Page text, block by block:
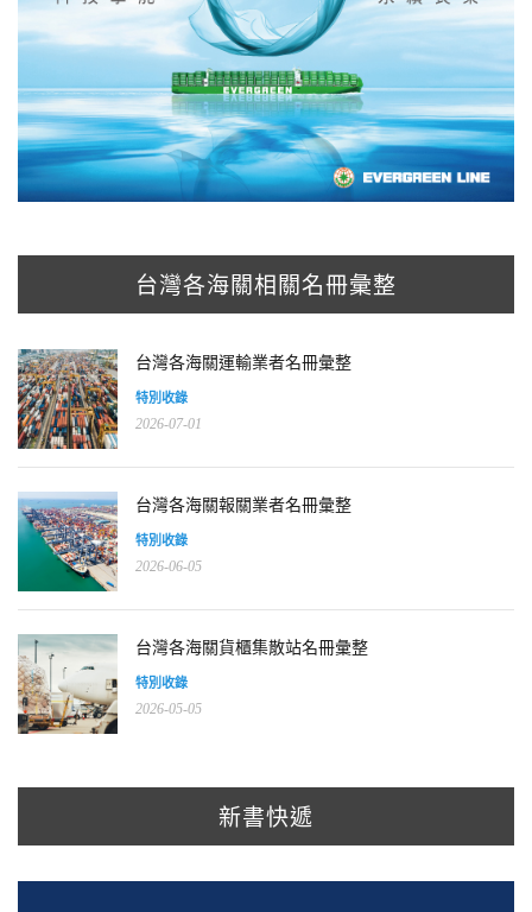
台灣各海關相關名冊彙整
台灣各海關運輸業者名冊彙整
特別收錄
2026-07-01
台灣各海關報關業者名冊彙整
特別收錄
2026-06-05
台灣各海關貨櫃集散站名冊彙整
特別收錄
2026-05-05
新書快遞